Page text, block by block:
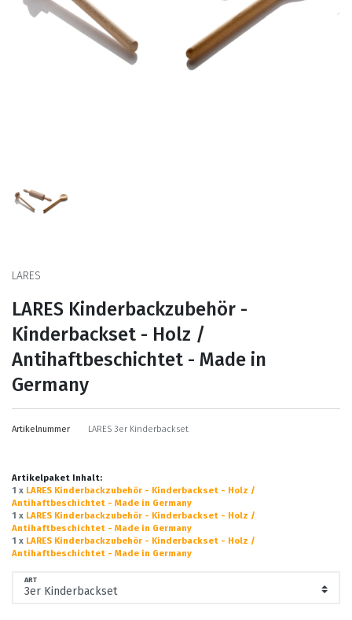
LARES
LARES Kinderbackzubehör -
Kinderbackset - Holz /
Antihaftbeschichtet - Made in
Germany
Artikelnummer LARES 3er Kinderbackset
Artikelpaket Inhalt:
1 x LARES Kinderbackzubehör - Kinderbackset - Holz /
Antihaftbeschichtet - Made in Germany
1 x LARES Kinderbackzubehör - Kinderbackset - Holz /
Antihaftbeschichtet - Made in Germany
1 x LARES Kinderbackzubehör - Kinderbackset - Holz /
Antihaftbeschichtet - Made in Germany
ART